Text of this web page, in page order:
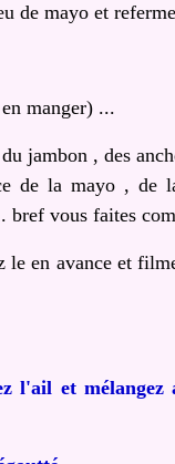
de mayo et
manger) ...
jambon , des
de la mayo , de
bref vous faites
le en avance et
l'ail et mélangez